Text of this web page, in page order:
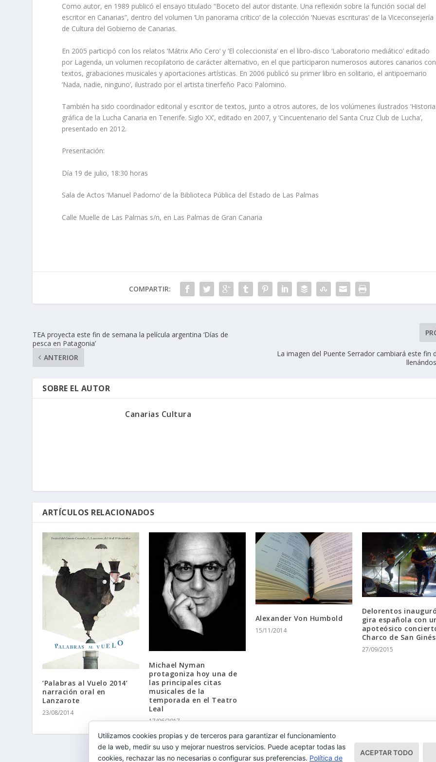
Como autor, en 1989 publicó el ensayo titulado “Boceto del autor distante. Una reflexión sobre la función social del
escritor en Canarias”, dentro del volumen ‘Un panorama crítico’ de la colección ‘Nuevas escrituras’ de la Viceconsejería
de Cultura del Gobierno de Canarias.
En 2005 participó con los relatos ‘Mátrix Año Cero’ y ‘El coleccionista’ en el libro-disco ‘Laboratorio mediático’ editado
por Lagenda, un volumen recopilatorio de carácter alternativo, en el que participaron numerosos autores canarios con
textos, grabaciones musicales y aportaciones artísticas. En 2006 publicó su primer libro en solitario, el antipoemario
‘Nada, nadie, ninguno’, ilustrado por el artista tinerfeño Paco Palomino.
También ha sido coordinador editorial y escritor de textos, junto a otros autores, de los volúmenes ilustrados ‘Historia
gráfica de la Lucha Canaria en Tenerife. Siglo XX’, editado en 2007, y ‘Cincuentenario del Santa Cruz Club de Lucha’,
presentado en 2012.
Presentación:
Día 19 de julio, 18:30 horas
Sala de Actos ‘Manuel Padorno’ de la Biblioteca Pública del Estado de Las Palmas
Calle Muelle de Las Palmas s/n, en Las Palmas de Gran Canaria
COMPARTIR:
TEA proyecta este fin de semana la película argentina ‘Días de
pesca en Patagonia’
ANTERIOR
La imagen del Puente Serrador cambiará este fin
SOBRE EL AUTOR
Canarias Cultura
ARTÍCULOS RELACIONADOS
‘Palabras al Vuelo 2014’
narración oral en
Lanzarote
23/08/2014
Michael Nyman
protagoniza hoy una de
las principales citas
musicales de la
temporada en el Teatro
Leal
17/06/2017
Alexander Von Humbold
15/11/2014
Delorentos
gira española con
apoteósico
Charco de San Ginés
27/09/2015
Utilizamos cookies propias y de terceros para garantizar el funcionamiento
de la web, medir su uso y mejorar nuestros servicios. Puede aceptar todas las
cookies, rechazar las no necesarias o configurar sus preferencias. Política de
ACEPTAR TODO